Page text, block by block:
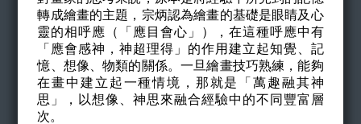
轉成繪畫的主題， 宗炳認為繪畫的基礎是眼睛及心
靈的相呼應（「應目會心」），在這種呼應中有
「應會感神，神超理得」的作用建立起知覺、記
憶、想像、物類的關係。一旦繪畫技巧熟練，能夠
在畫中建立起一種情境，那就是「萬趣融其神
思」，以想像、神思來融合經驗中的不同豐富層
次。